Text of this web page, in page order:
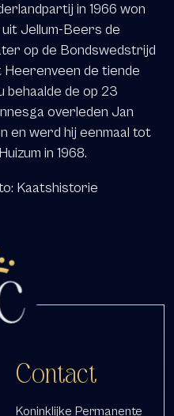
in 1966 won
Jellum-Beers de
op de Bondswedstrijd
de tiende
behaalde de op 23
overleden Jan
en werd hij eenmaal tot
in 1968.
Kaatshistorie
Contact
Koninklijke Permanente